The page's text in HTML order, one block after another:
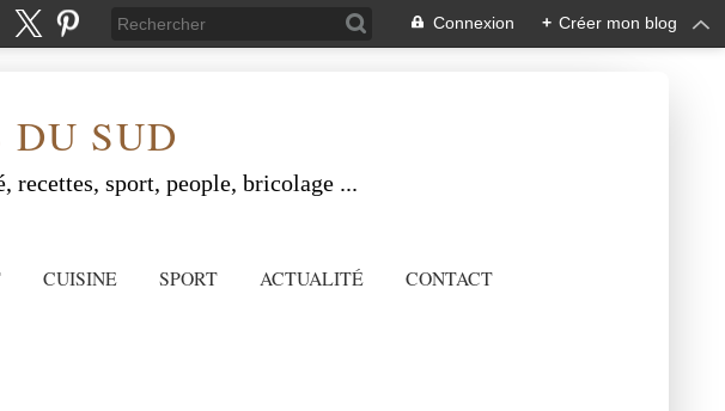
Connexion + Créer mon blog
DU SUD
recettes, sport, people, bricolage ...
CUISINE SPORT ACTUALITÉ CONTACT